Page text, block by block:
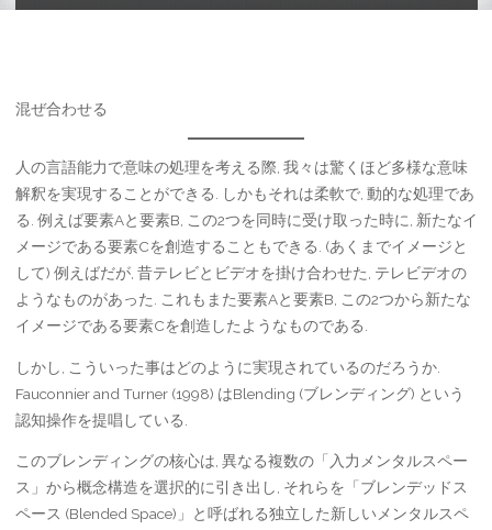
ー
混ぜ合わせる
人の言語能力で意味の処理を考える際, 我々は驚くほど多様な意味
解釈を実現することができる. しかもそれは柔軟で, 動的な処理であ
る. 例えば要素Aと要素B, この2つを同時に受け取った時に, 新たなイ
メージである要素Cを創造することもできる. (あくまでイメージと
して) 例えばだが, 昔テレビとビデオを掛け合わせた, テレビデオの
ようなものがあった. これもまた要素Aと要素B, この2つから新たな
イメージである要素Cを創造したようなものである.
しかし, こういった事はどのように実現されているのだろうか.
Fauconnier and Turner (1998) はBlending (ブレンディング) という
認知操作を提唱している.
このブレンディングの核心は, 異なる複数の「入力メンタルスペー
ス」から概念構造を選択的に引き出し, それらを「ブレンデッドス
ペース (Blended Space)」と呼ばれる独立した新しいメンタルスペ